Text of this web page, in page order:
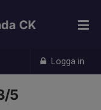
Logga in
CK
5